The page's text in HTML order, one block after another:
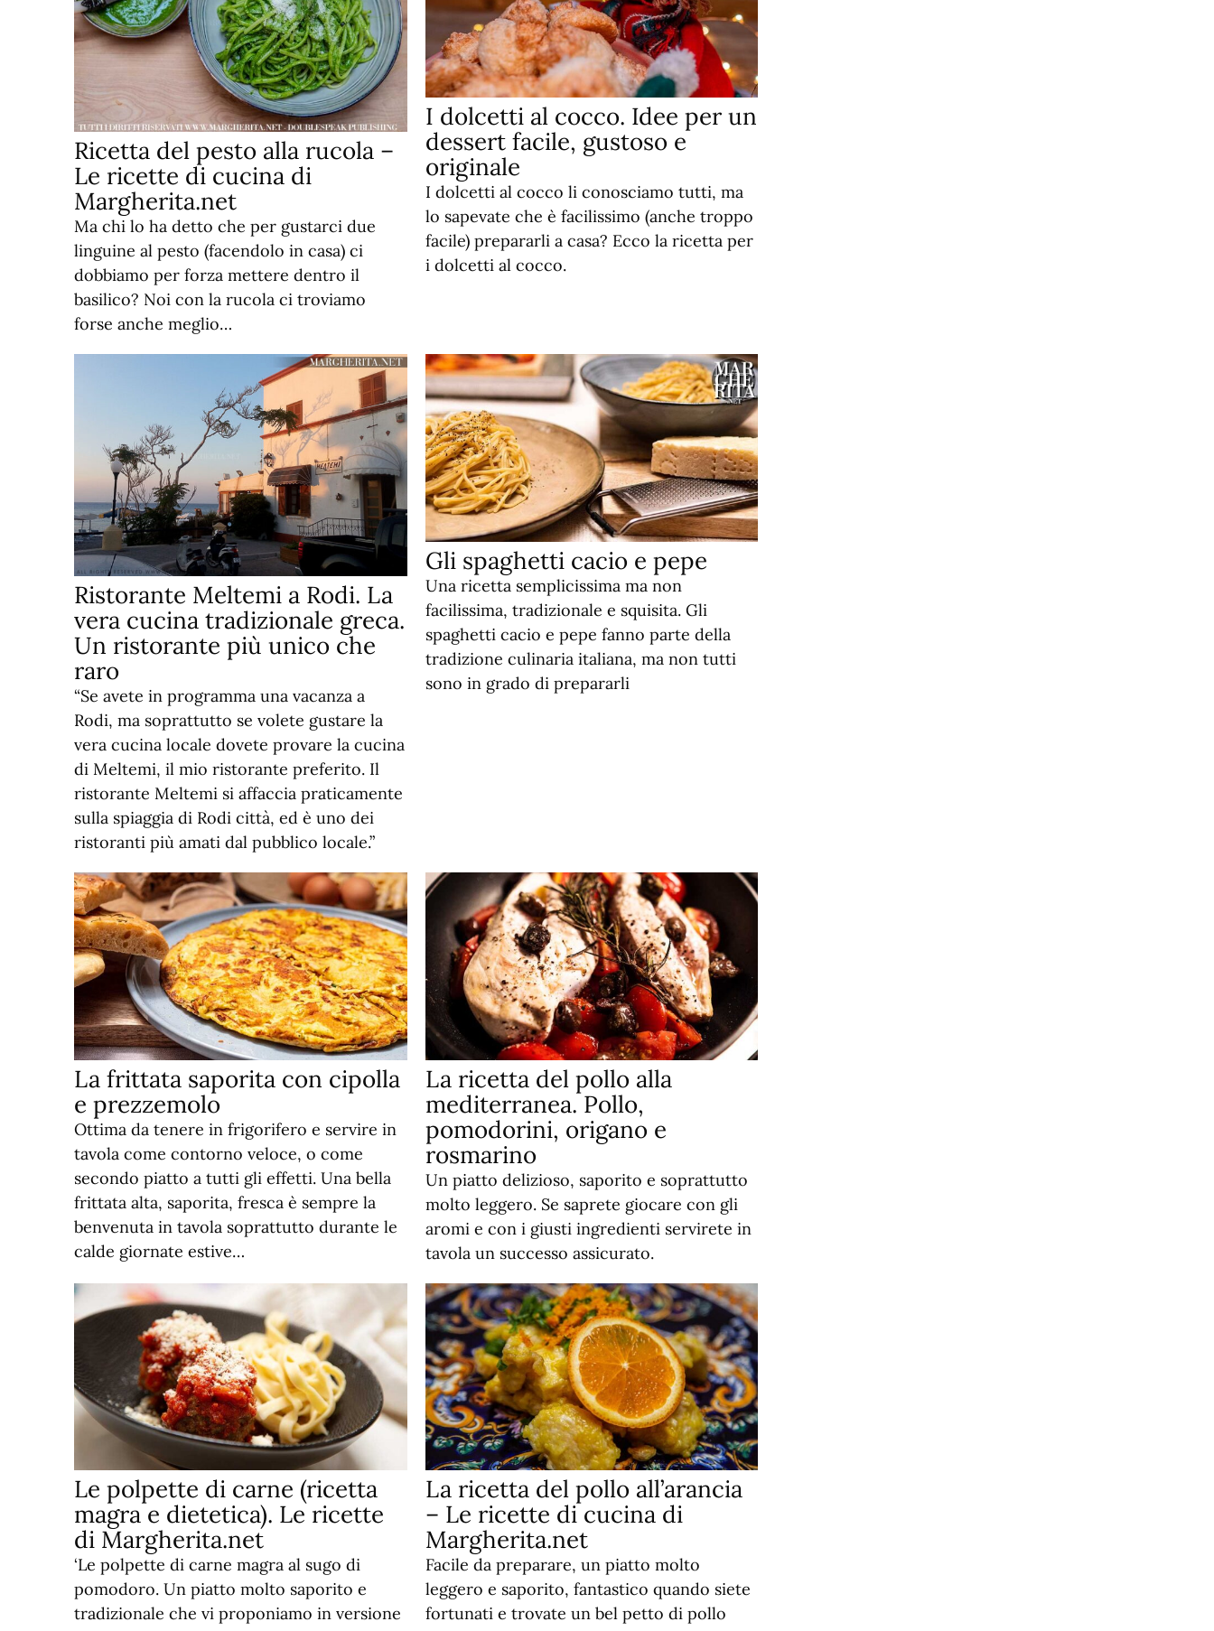
Ricetta del pesto alla rucola –
Le ricette di cucina di
Margherita.net
Ma chi lo ha detto che per gustarci due
linguine al pesto (facendolo in casa) ci
dobbiamo per forza mettere dentro il
basilico? Noi con la rucola ci troviamo
forse anche meglio…
I dolcetti al cocco. Idee per un
dessert facile, gustoso e
originale
I dolcetti al cocco li conosciamo tutti, ma
lo sapevate che è facilissimo (anche troppo
facile) prepararli a casa? Ecco la ricetta per
i dolcetti al cocco.
Ristorante Meltemi a Rodi. La
vera cucina tradizionale greca.
Un ristorante più unico che
raro
“Se avete in programma una vacanza a
Rodi, ma soprattutto se volete gustare la
vera cucina locale dovete provare la cucina
di Meltemi, il mio ristorante preferito. Il
ristorante Meltemi si affaccia praticamente
sulla spiaggia di Rodi città, ed è uno dei
ristoranti più amati dal pubblico locale.”
Gli spaghetti cacio e pepe
Una ricetta semplicissima ma non
facilissima, tradizionale e squisita. Gli
spaghetti cacio e pepe fanno parte della
tradizione culinaria italiana, ma non tutti
sono in grado di prepararli
La frittata saporita con cipolla
e prezzemolo
Ottima da tenere in frigorifero e servire in
tavola come contorno veloce, o come
secondo piatto a tutti gli effetti. Una bella
frittata alta, saporita, fresca è sempre la
benvenuta in tavola soprattutto durante le
calde giornate estive…
La ricetta del pollo alla
mediterranea. Pollo,
pomodorini, origano e
rosmarino
Un piatto delizioso, saporito e soprattutto
molto leggero. Se saprete giocare con gli
aromi e con i giusti ingredienti servirete in
tavola un successo assicurato.
Le polpette di carne (ricetta
magra e dietetica). Le ricette
di Margherita.net
‘Le polpette di carne magra al sugo di
pomodoro. Un piatto molto saporito e
tradizionale che vi proponiamo in versione
La ricetta del pollo all’arancia
– Le ricette di cucina di
Margherita.net
Facile da preparare, un piatto molto
leggero e saporito, fantastico quando siete
fortunati e trovate un bel petto di pollo